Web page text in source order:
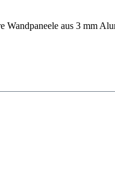
Wandpaneele aus 3 mm